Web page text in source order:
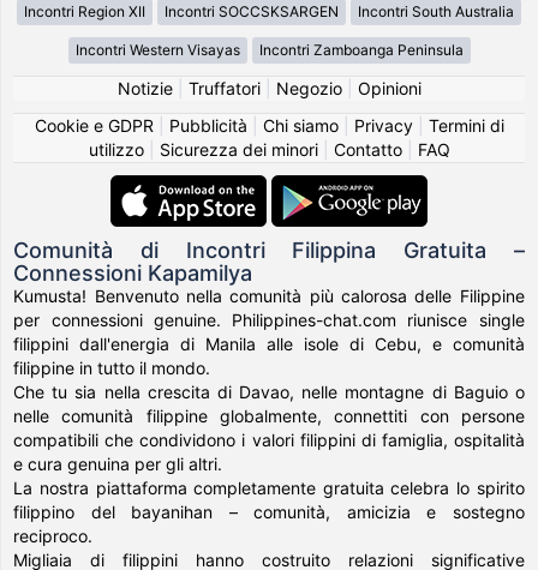
Incontri Region XII Incontri SOCCSKSARGEN Incontri South Australia
Incontri Western Visayas Incontri Zamboanga Peninsula
Notizie| Truffatori| Negozio| Opinioni
Cookie e GDPR
Pubblicità Chi siamo| Privacy| Termini di
utilizzo| Sicurezza dei minori| Contatto| FAQ
Comunità di Incontri Filippina Gratuita –
Connessioni Kapamilya
Kumusta! Benvenuto nella comunità più calorosa delle Filippine
per connessioni genuine. Philippines-chat.com riunisce single
filippini dall'energia di Manila alle isole di Cebu, e comunità
filippine in tutto il mondo.
Che tu sia nella crescita di Davao, nelle montagne di Baguio o
nelle comunità filippine globalmente, connettiti con persone
compatibili che condividono i valori filippini di famiglia, ospitalità
e cura genuina per gli altri.
La nostra piattaforma completamente gratuita celebra lo spirito
filippino del bayanihan – comunità, amicizia e sostegno
reciproco.
Migliaia di filippini hanno costruito relazioni significative